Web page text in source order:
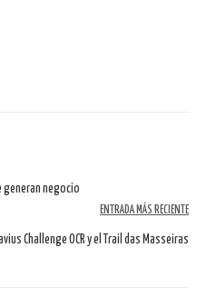
generan negocio
ENTRADA MÁS RECIENTE
Challenge OCR y el Trail das Masseiras